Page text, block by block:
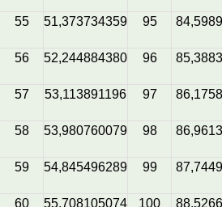
55 51,373734359 95
56 52,244884380 96
57 53,113891196 97
58 53,980760079 98
59 54,845496289 99
60 55,708105074 100